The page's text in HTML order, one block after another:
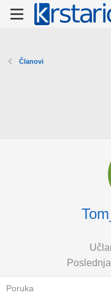
Članovi
Poruka